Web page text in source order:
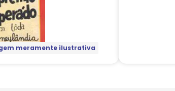
meramente ilustrativa